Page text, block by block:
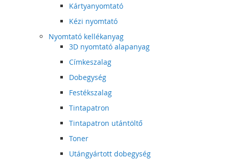
Kártyanyomtató
Kézi nyomtató
Nyomtató kellékanyag
3D nyomtató alapanyag
Címkeszalag
Dobegység
Festékszalag
Tintapatron
Tintapatron utántöltő
Toner
Utángyártott dobegység